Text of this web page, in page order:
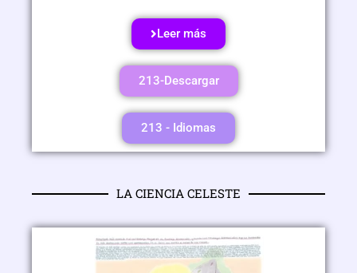
Leer más
213-Descargar
213 - Idiomas
LA CIENCIA CELESTE